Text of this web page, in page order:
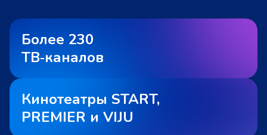
Более 230
ТВ‑каналов
Кинотеатры START,
PREMIER и VIJU